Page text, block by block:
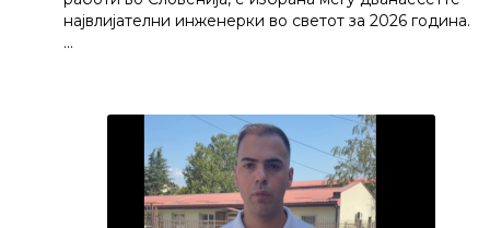
највлијателни инженерки во светот за 2026 година.
…